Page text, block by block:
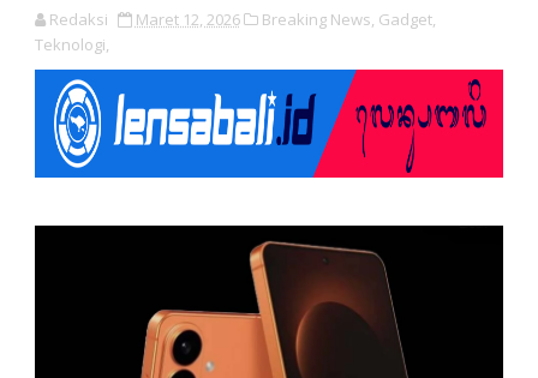
Redaksi Maret 12, 2026 Breaking News, Gadget,
Teknologi,